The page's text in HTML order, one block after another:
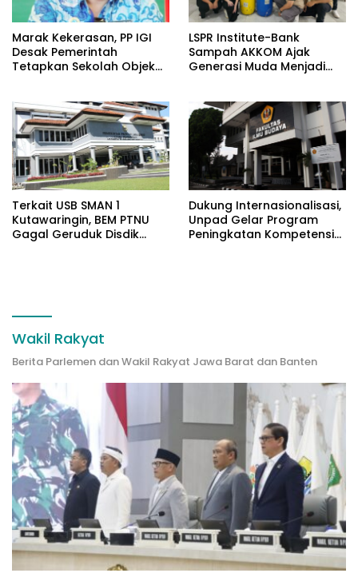
​Marak Kekerasan, PP IGI
Desak Pemerintah
Tetapkan Sekolah Objek
LSPR Institute-Bank
Sampah AKKOM Ajak
Generasi Muda Menjadi
Terkait USB SMAN 1
Kutawaringin, BEM PTNU
Gagal Geruduk Disdik
Dukung Internasionalisasi,
Unpad Gelar Program
Peningkatan Kompetensi
Wakil Rakyat
Berita Parlemen dan Wakil Rakyat Jawa Barat dan Banten